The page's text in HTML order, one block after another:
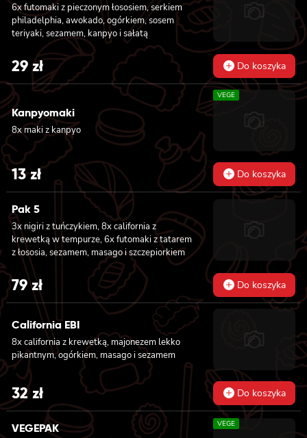
6x futomaki z pieczonym łososiem, serkiem
philadelphia, awokado, ogórkiem, sosem
teriyaki, sezamem, kanpyo i sałatą
29zł Do koszyka
Kanpyomaki
8x maki z kanpyo
VEGE
13zł Do koszyka
Pak 5
3x nigiri z tuńczykiem, 8x california z
krewetką w tempurze, 6x futomaki z tatarem
z łososia, sezamem, masago i szczepiorkiem
79zł Do koszyka
California EBI
8x california z krewetką, majonezem lekko
pikantnym, ogórkiem, masago i sezamem
32zł Do koszyka
VEGEPAK VEGE